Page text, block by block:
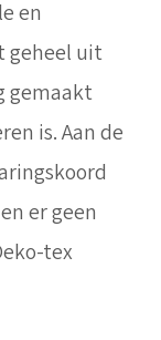
en
geheel uit
gemaakt
is. Aan de
er geen
tex